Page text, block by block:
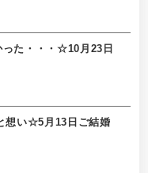
った・・・☆10月23日
想い☆5月13日ご結婚